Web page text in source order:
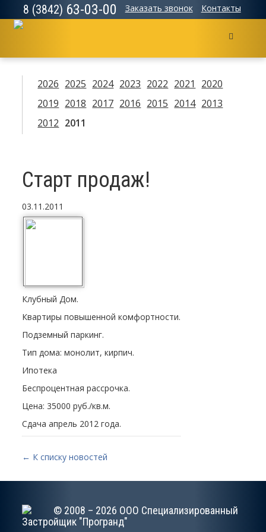
8 (3842) 63-03-00 Заказать звонок Контакты
Меню
2026 2025 2024 2023 2022 2021
2020
2019 2018 2017 2016 2015 2014 2013
2012 2011
Старт продаж!
03.11.2011
Клубный Дом.
Квартиры повышенной комфортности.
Подземный паркинг.
Тип дома: монолит, кирпич.
Ипотека
Беспроцентная рассрочка.
Цена: 35000 руб./кв.м.
Сдача апрель 2012 года.
← К списку новостей
© 2008 – 2026 ООО Специализированный
Застройщик "Програнд"